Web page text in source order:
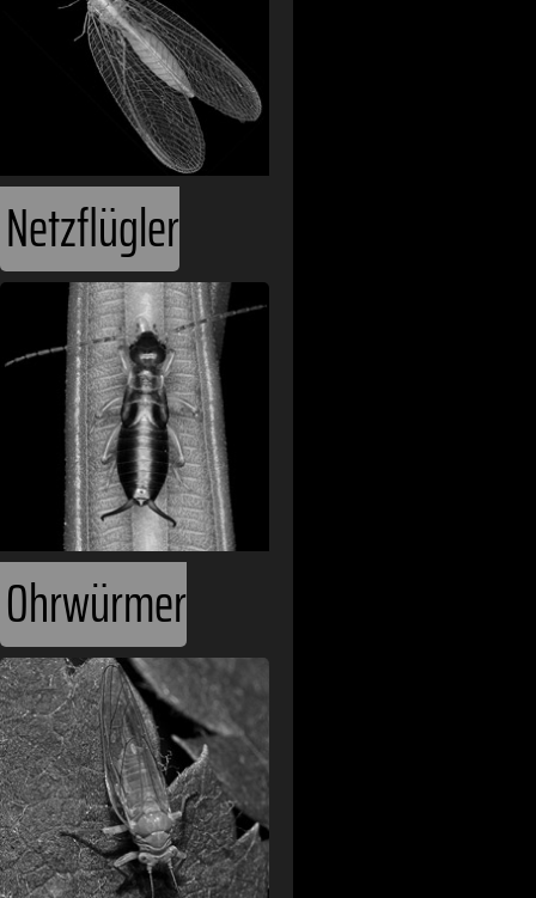
Netzflügler
Ohrwürmer